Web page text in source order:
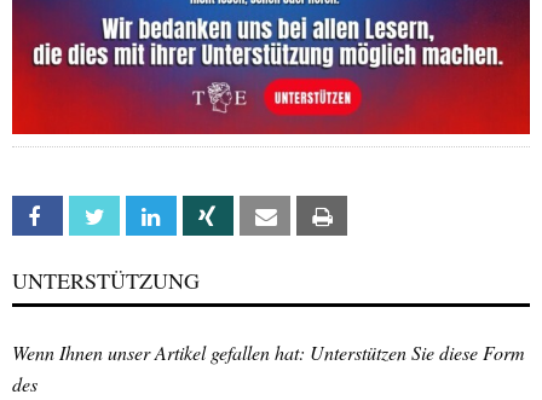
Facebook Twitter Linkedin Xing Email
UNTERSTÜTZUNG
Wenn Ihnen unser Artikel gefallen hat: Unterstützen Sie diese Form
des